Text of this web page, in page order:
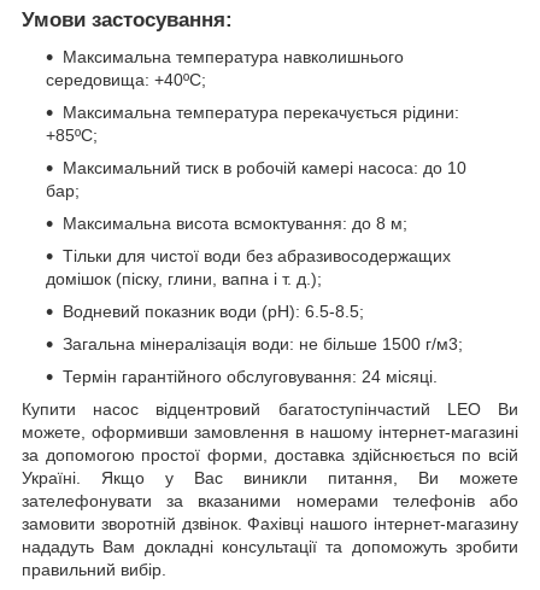
Умови застосування:
Максимальна температура навколишнього
середовища: +40ºС;
Максимальна температура перекачується рідини:
+85ºС;
Максимальний тиск в робочій камері насоса: до 10
бар;
Максимальна висота всмоктування: до 8 м;
Тільки для чистої води без абразивосодержащих
домішок (піску, глини, вапна і т. д.);
Водневий показник води (рН): 6.5-8.5;
Загальна мінералізація води: не більше 1500 г/м3;
Термін гарантійного обслуговування: 24 місяці.
Купити насос відцентровий багатоступінчастий LEO Ви
можете, оформивши замовлення в нашому інтернет-магазині
за допомогою простої форми, доставка здійснюється по всій
Україні. Якщо у Вас виникли питання, Ви можете
зателефонувати за вказаними номерами телефонів або
замовити зворотній дзвінок. Фахівці нашого інтернет-магазину
нададуть Вам докладні консультації та допоможуть зробити
правильний вибір.